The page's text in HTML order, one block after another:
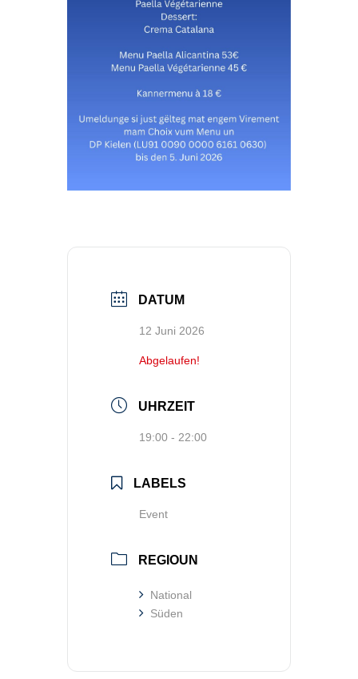
DATUM
12 Juni 2026
Abgelaufen!
UHRZEIT
19:00 - 22:00
LABELS
Event
REGIOUN
National
Süden